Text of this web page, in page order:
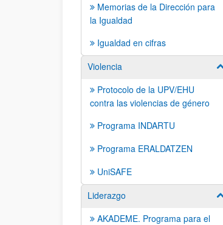
Memorias de la Dirección para
la Igualdad
Igualdad en cifras
Violencia
Protocolo de la UPV/EHU
contra las violencias de género
Programa INDARTU
Programa ERALDATZEN
UniSAFE
Liderazgo
AKADEME. Programa para el